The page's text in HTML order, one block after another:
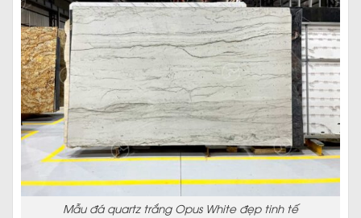
Mẫu đá quartz trắng Opus White đẹp tinh tế